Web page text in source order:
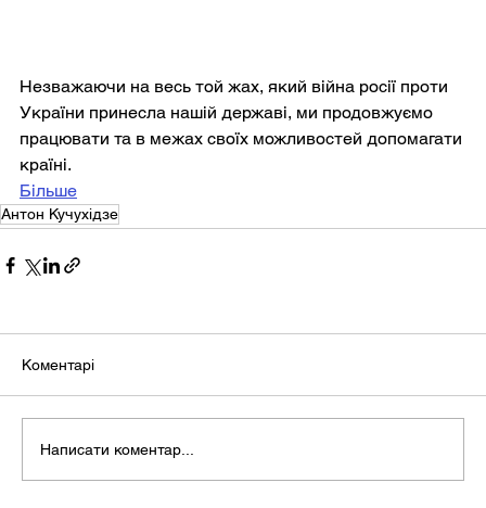
Незважаючи на весь той жах, який війна росії проти
України принесла нашій державі, ми продовжуємо
працювати та в межах своїх можливостей допомагати
країні.
Більше
Антон Кучухідзе
Коментарі
Написати коментар...